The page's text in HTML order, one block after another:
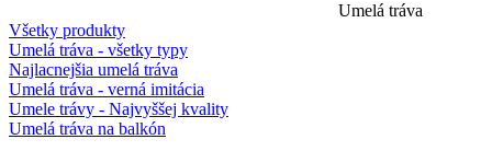
Umelá tráva
Všetky produkty
Umelá tráva - všetky typy
Najlacnejšia umelá tráva
Umelá tráva - verná imitácia
Umele trávy - Najvyššej kvality
Umelá tráva na balkón